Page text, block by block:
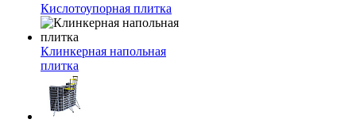
Кислотоупорная плитка
Клинкерная напольная
плитка